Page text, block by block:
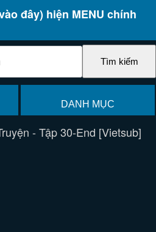
đây) hiện MENU chính
DANH MỤC
- Tập 30-End [Vietsub]